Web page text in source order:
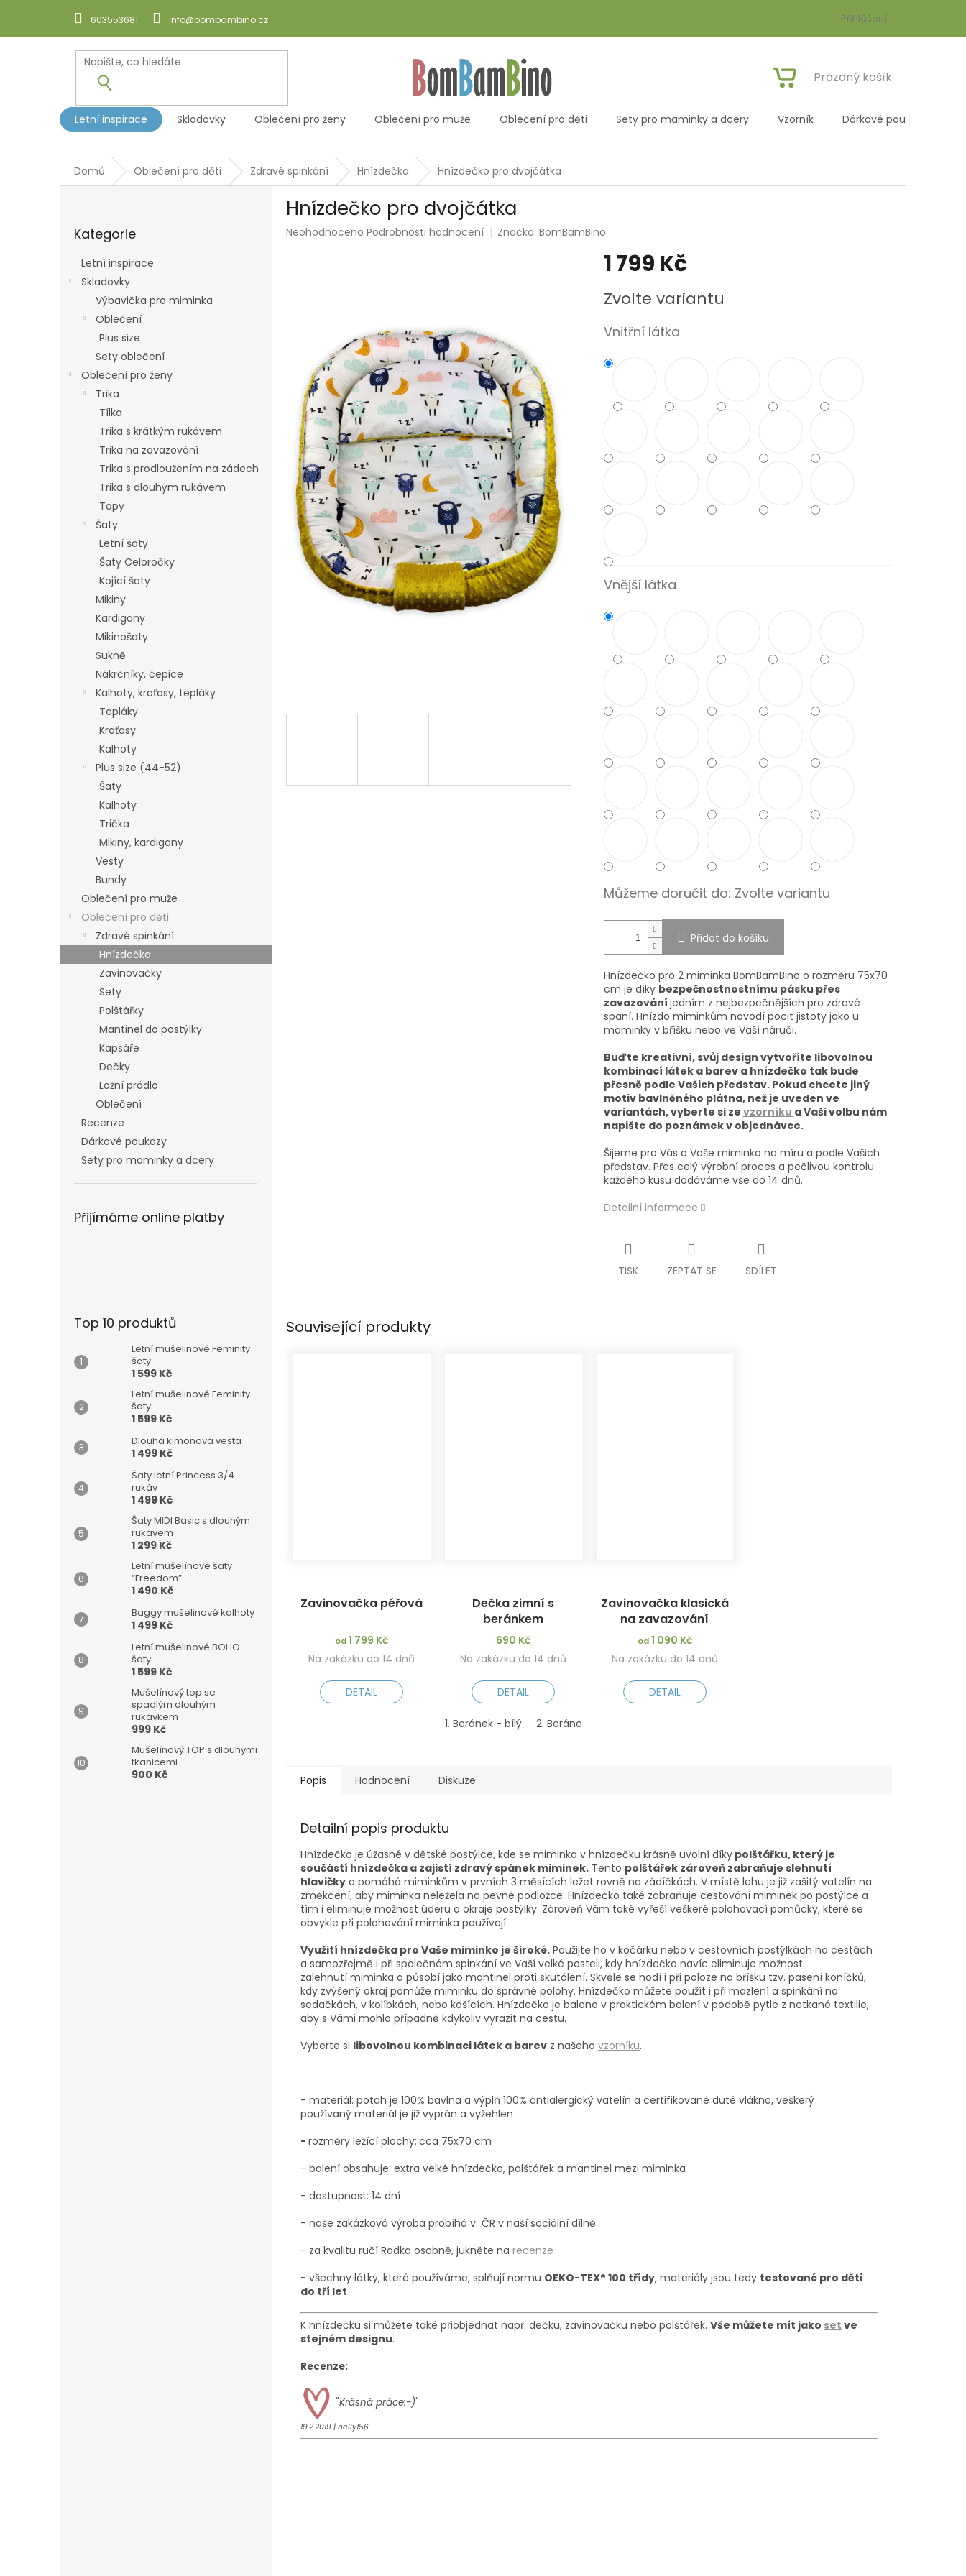
obsah
603553681 info@bombambino.cz Přihlášení
NÁKUPNÍ
Prázdný košík
Letní inspirace Skladovky Oblečení pro ženy Oblečení pro muže Oblečení pro děti Sety pro maminky a dcery Vzorník Dárkové poukazy
Domů Oblečení pro děti Zdravé spinkání Hnízdečka Hnízdečko pro dvojčátka
kategorie
Kategorie
Letní inspirace
Skladovky
Výbavička pro miminka
Oblečení
Plus size
Sety oblečení
Oblečení pro ženy
Trika
Tílka
Trika s krátkým rukávem
Trika na zavazování
Trika s prodloužením na zádech
Trika s dlouhým rukávem
Topy
Šaty
Letní šaty
Šaty Celoročky
Kojící šaty
Mikiny
Kardigany
Mikinošaty
Sukně
Nákrčníky, čepice
Kalhoty, kraťasy, tepláky
Tepláky
Kraťasy
Kalhoty
Plus size (44-52)
Šaty
Kalhoty
Trička
Mikiny, kardigany
Vesty
Bundy
Oblečení pro muže
Oblečení pro děti
Zdravé spinkání
Hnízdečka
Zavinovačky
Sety
Polštářky
Mantinel do postýlky
Kapsáře
Dečky
Ložní prádlo
Oblečení
Recenze
Dárkové poukazy
Sety pro maminky a dcery
Přijímáme online platby
Top 10 produktů
Letní mušelinové Feminity
šaty
1 599 Kč
Letní mušelinové Feminity
šaty
1 599 Kč
Dlouhá kimonová vesta
1 499 Kč
Šaty letní Princess 3/4
rukáv
1 499 Kč
Šaty MIDI Basic s dlouhým
rukávem
1 299 Kč
Letní mušelínové šaty
“Freedom”
1 490 Kč
Baggy mušelinové kalhoty
1 499 Kč
Letní mušelinové BOHO
šaty
1 599 Kč
Mušelínový top se
spadlým dlouhým
rukávkem
999 Kč
Mušelínový TOP s dlouhými
tkanicemi
900 Kč
Hnízdečko pro dvojčátka
Průměrné
Neohodnoceno Podrobnosti hodnocení Značka:BomBamBino
1 799 Kč
cena:
Zvolte variantu
Vnitřní látka
Vnější látka
Můžeme doručit do: Zvolte variantu
Přidat do košíku
Hnízdečko pro 2 miminka BomBamBino o rozměru 75x70
cm je díky bezpečnostnostnímu pásku přes
zavazování jedním z nejbezpečnějších pro zdravé
spaní. Hnízdo miminkům navodí pocit jistoty jako u
maminky v bříšku nebo ve Vaší náruči.
Buďte kreativní, svůj design vytvoříte libovolnou
kombinací látek a barev a hnízdečko tak bude
přesně podle Vašich představ. Pokud chcete jiný
motiv bavlněného plátna, než je uveden ve
variantách, vyberte si ze vzorníku a Vaši volbu nám
napište do poznámek v objednávce.
Šijeme pro Vás a Vaše miminko na míru a podle Vašich
představ. Přes celý výrobní proces a pečlivou kontrolu
každého kusu dodáváme vše do 14 dnů.
Detailní informace
TISK ZEPTAT SE SDÍLET
Související produkty
Zavinovačka péřová
od1 799 Kč
Na zakázku do 14 dnů
DETAIL
Dečka zimní s
beránkem
690 Kč
Na zakázku do 14 dnů
DETAIL
1. Beránek - bílý 2. Beránek - růžový
Zavinovačka klasická
na zavazování
od1 090 Kč
Na zakázku do 14 dnů
DETAIL
Popis Hodnocení Diskuze
Detailní popis produktu
Hnízdečko je úžasné v dětské postýlce, kde se miminka v hnízdečku krásně uvolní díky polštářku, který je
součástí hnízdečka a zajistí zdravý spánek miminek. Tento polštářek zároveň zabraňuje slehnutí
hlavičky a pomáhá miminkům v prvních 3 měsících ležet rovně na zádíčkách. V místě lehu je již zašitý vatelín na
změkčení, aby miminka neležela na pevné podložce. Hnízdečko také zabraňuje cestování miminek po postýlce a
tím i eliminuje možnost úderu o okraje postýlky. Zároveň Vám také vyřeší veškeré polohovací pomůcky, které se
obvykle při polohování miminka používají.
Využití hnízdečka pro Vaše miminko je široké. Použijte ho v kočárku nebo v cestovních postýlkách na cestách
a samozřejmě i při společném spinkání ve Vaší velké posteli, kdy hnízdečko navíc eliminuje možnost
zalehnutí miminka a působí jako mantinel proti skutálení. Skvěle se hodí i při poloze na bříšku tzv. pasení koníčků,
kdy zvýšený okraj pomůže miminku do správné polohy. Hnízdečko můžete použít i při mazlení a spinkání na
sedačkách, v kolíbkách, nebo košících. Hnízdečko je baleno v praktickém balení v podobě pytle z netkané textilie,
aby s Vámi mohlo případně kdykoliv vyrazit na cestu.
Vyberte si libovolnou kombinaci látek a barev z našeho vzorníku.
- materiál: potah je 100% bavlna a výplň 100% antialergický vatelín a certifikované duté vlákno, veškerý
používaný materiál je již vyprán a vyžehlen
- rozměry ležící plochy: cca 75x70 cm
- balení obsahuje: extra velké hnízdečko, polštářek a mantinel mezi miminka
- dostupnost: 14 dní
- naše zakázková výroba probíhá v ČR v naší sociální dílně
- za kvalitu ručí Radka osobně, jukněte na recenze
- všechny látky, které používáme, splňují normu OEKO-TEX® 100 třídy, materiály jsou tedy testované pro děti
do tří let
K hnízdečku si můžete také přiobjednat např. dečku, zavinovačku nebo polštářek. Vše můžete mít jako set ve
stejném designu.
Recenze:
"Krásná práce:-)"
19.2.2019 | nelly156